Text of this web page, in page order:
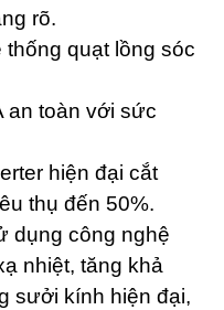
rõ.
quạt lồng sóc
an toàn với sức
hiện đại cắt
thụ đến 50%.
dụng công nghệ
nhiệt, tăng khả
sưởi kính hiện đại,